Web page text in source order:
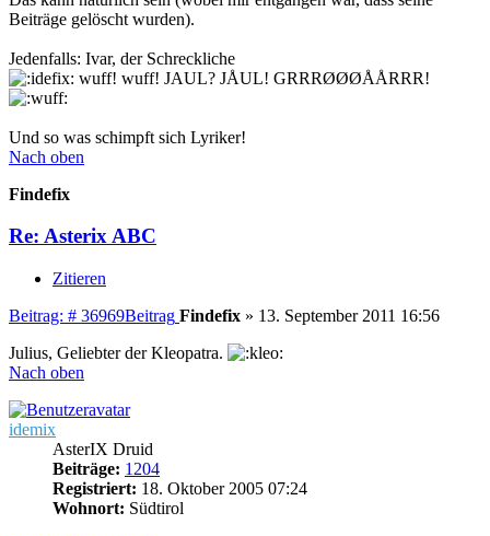
Beiträge gelöscht wurden).
Jedenfalls: Ivar, der Schreckliche
wuff! wuff! JAUL? JÅUL! GRRRØØØÅÅRRR!
Und so was schimpft sich Lyriker!
Nach oben
Findefix
Re: Asterix ABC
Zitieren
Beitrag: # 36969Beitrag Findefix » 13. September 2011 16:56
Julius, Geliebter der Kleopatra.
Nach oben
idemix
AsterIX Druid
Beiträge: 1204
Registriert: 18. Oktober 2005 07:24
Wohnort: Südtirol